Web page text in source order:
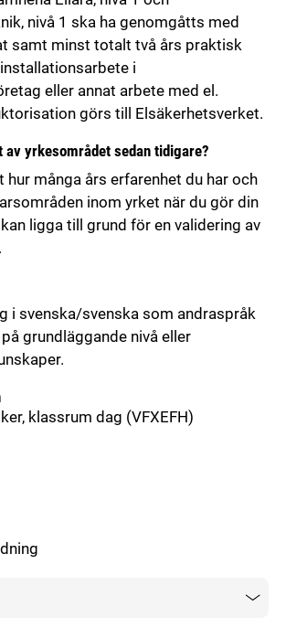
nivå 1 ska ha genomgåtts med
samt minst totalt två års praktisk
i
eller annat arbete med el.
görs till Elsäkerhetsverket.
av yrkesområdet sedan tidigare?
hur många års erfarenhet du har och
inom yrket när du gör din
ligga till grund för en validering av
i svenska/svenska som andraspråk
grundläggande nivå eller
klassrum dag (VFXEFH)